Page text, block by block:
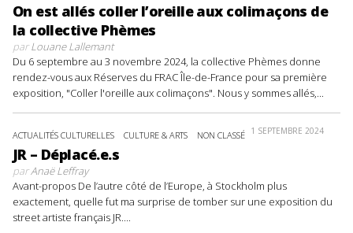
On est allés coller l’oreille aux colimaçons de
la collective Phèmes
parLouane Lallemant
Du 6 septembre au 3 novembre 2024, la collective Phèmes donne
rendez-vous aux Réserves du FRAC Île-de-France pour sa première
exposition, "Coller l'oreille aux colimaçons". Nous y sommes allés,...
ACTUALITÉS CULTURELLES CULTURE & ARTS NON CLASSÉ 1 SEPTEMBRE 2024
JR – Déplacé.e.s
parAnaë Leffray
Avant-propos De l’autre côté de l’Europe, à Stockholm plus
exactement, quelle fut ma surprise de tomber sur une exposition du
street artiste français JR....